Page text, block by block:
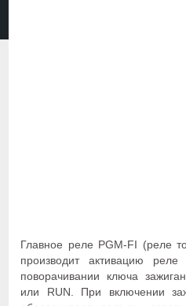
Главное реле PGM-FI (реле
производит активацию
поворачивании ключа
или RUN. При включении